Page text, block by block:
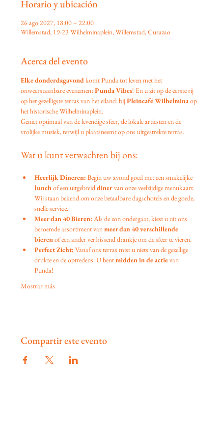
Horario y ubicación
26 ago 2027, 18:00 – 22:00
Willemstad, 19-23 Wilhelminaplein, Willemstad, Curazao
Acerca del evento
Elke donderdagavond komt Punda tot leven met het
onweerstaanbare evenement Punda Vibes! En u zit op de eerste rij
op het gezelligste terras van het eiland: bij Pleincafé Wilhelmina op
het historische Wilhelminaplein.
Geniet optimaal van de levendige sfeer, de lokale artiesten en de
vrolijke muziek, terwijl u plaatsneemt op ons uitgestrekte terras.
Wat u kunt verwachten bij ons:
Heerlijk Dineren: Begin uw avond goed met een smakelijke
lunch of een uitgebreid diner van onze veelzijdige menukaart.
Wij staan bekend om onze betaalbare dagschotels en de goede,
snelle service.
Meer dan 40 Bieren: Als de zon ondergaat, kiest u uit ons
beroemde assortiment van meer dan 40 verschillende
bieren of een ander verfrissend drankje om de sfeer te vieren.
Perfect Zicht: Vanaf ons terras mist u niets van de gezellige
drukte en de optredens. U bent midden in de actie van
Punda!
Mostrar más
Compartir este evento